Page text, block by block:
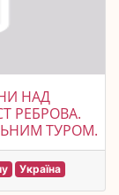
НАД
РЕБРОВА.
ТУРОМ.
Україна